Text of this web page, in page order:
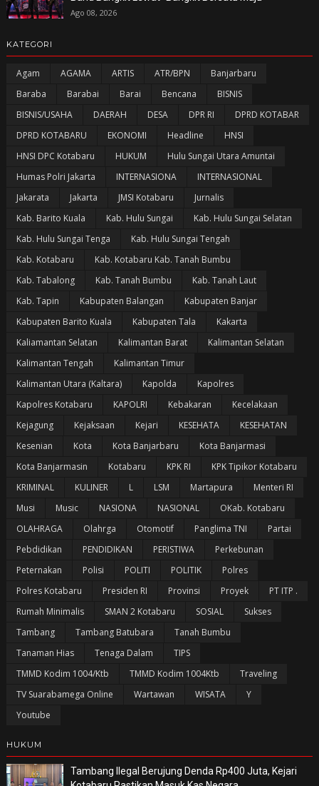
Ago 08, 2026
KATEGORI
Agam AGAMA ARTIS ATR/BPN
Banjarbaru
Baraba
Barabai Barai Bencana
BISNIS
BISNIS/USAHA
DAERAH DESA DPR RI
DPRD KOTABAR
DPRD KOTABARU
EKONOMI Headline
HNSI
HNSI DPC Kotabaru
HUKUM
Hulu Sungai Utara Amuntai
Humas Polri Jakarta
INTERNASIONA
INTERNASIONAL
Jakarata
Jakarta JMSI Kotabaru
Jurnalis
Kab. Barito Kuala
Kab. Hulu Sungai
Kab. Hulu Sungai Selatan
Kab. Hulu Sungai Tenga
Kab. Hulu Sungai Tengah
Kab. Kotabaru
Kab. Kotabaru Kab. Tanah Bumbu
Kab. Tabalong
Kab. Tanah Bumbu
Kab. Tanah Laut
Kab. Tapin
Kabupaten Balangan
Kabupaten Banjar
Kabupaten Barito Kuala
Kabupaten Tala
Kakarta
Kaliamantan Selatan
Kalimantan Barat
Kalimantan Selatan
Kalimantan Tengah
Kalimantan Timur
Kalimantan Utara (Kaltara)
Kapolda
Kapolres
Kapolres Kotabaru
KAPOLRI Kebakaran
Kecelakaan
Kejagung
Kejaksaan Kejari KESEHATA
KESEHATAN
Kesenian
Kota Kota Banjarbaru
Kota Banjarmasi
Kota Banjarmasin
Kotabaru KPK RI
KPK Tipikor Kotabaru
KRIMINAL
KULINER L LSM Martapura
Menteri RI
Musi
Music NASIONA NASIONAL
OKab. Kotabaru
OLAHRAGA
Olahrga Otomotif Panglima TNI
Partai
Pebdidikan
PENDIDIKAN PERISTIWA
Perkebunan
Peternakan
Polisi POLITI POLITIK
Polres
Polres Kotabaru
Presiden RI Provinsi Proyek
PT ITP .
Rumah Minimalis
SMAN 2 Kotabaru SOSIAL
Sukses
Tambang
Tambang Batubara
Tanah Bumbu
Tanaman Hias
Tenaga Dalam
TIPS
TMMD Kodim 1004/Ktb
TMMD Kodim 1004Ktb
Traveling
TV Suarabamega Online
Wartawan WISATA
Y
Youtube
HUKUM
Tambang Ilegal Berujung Denda Rp400 Juta, Kejari